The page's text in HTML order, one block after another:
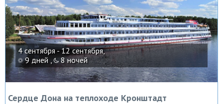
4 сентября - 12 сентября,
9 дней ,
8 ночей
Сердце Дона на теплоходе Кронштадт